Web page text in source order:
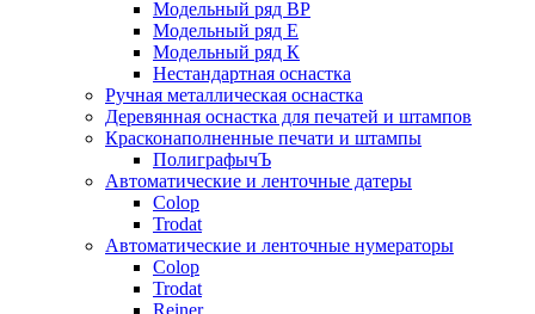
Модельный ряд ВР
Модельный ряд Е
Модельный ряд К
Нестандартная оснастка
Ручная металлическая оснастка
Деревянная оснастка для печатей и штампов
Красконаполненные печати и штампы
ПолиграфычЪ
Автоматические и ленточные датеры
Colop
Trodat
Автоматические и ленточные нумераторы
Colop
Trodat
Reiner